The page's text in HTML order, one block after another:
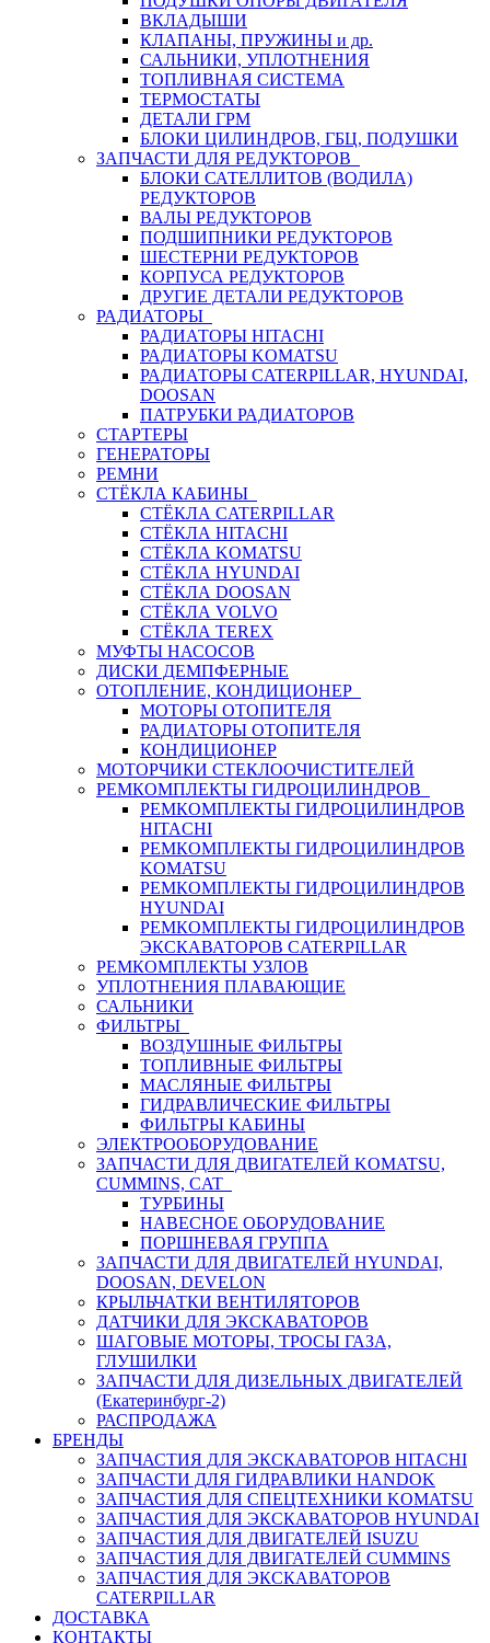
ВКЛАДЫШИ
КЛАПАНЫ, ПРУЖИНЫ и др.
САЛЬНИКИ, УПЛОТНЕНИЯ
ТОПЛИВНАЯ СИСТЕМА
ТЕРМОСТАТЫ
ДЕТАЛИ ГРМ
БЛОКИ ЦИЛИНДРОВ, ГБЦ, ПОДУШКИ
ЗАПЧАСТИ ДЛЯ РЕДУКТОРОВ
БЛОКИ САТЕЛЛИТОВ (ВОДИЛА)
РЕДУКТОРОВ
ВАЛЫ РЕДУКТОРОВ
ПОДШИПНИКИ РЕДУКТОРОВ
ШЕСТЕРНИ РЕДУКТОРОВ
КОРПУСА РЕДУКТОРОВ
ДРУГИЕ ДЕТАЛИ РЕДУКТОРОВ
РАДИАТОРЫ
РАДИАТОРЫ HITACHI
РАДИАТОРЫ KOMATSU
РАДИАТОРЫ CATERPILLAR, HYUNDAI,
DOOSAN
ПАТРУБКИ РАДИАТОРОВ
СТАРТЕРЫ
ГЕНЕРАТОРЫ
РЕМНИ
СТЁКЛА КАБИНЫ
СТЁКЛА CATERPILLAR
СТЁКЛА HITACHI
СТЁКЛА KOMATSU
СТЁКЛА HYUNDAI
СТЁКЛА DOOSAN
СТЁКЛА VOLVO
СТЁКЛА TEREX
МУФТЫ НАСОСОВ
ДИСКИ ДЕМПФЕРНЫЕ
ОТОПЛЕНИЕ, КОНДИЦИОНЕР
МОТОРЫ ОТОПИТЕЛЯ
РАДИАТОРЫ ОТОПИТЕЛЯ
КОНДИЦИОНЕР
МОТОРЧИКИ СТЕКЛООЧИСТИТЕЛЕЙ
РЕМКОМПЛЕКТЫ ГИДРОЦИЛИНДРОВ
РЕМКОМПЛЕКТЫ ГИДРОЦИЛИНДРОВ
HITACHI
РЕМКОМПЛЕКТЫ ГИДРОЦИЛИНДРОВ
KOMATSU
РЕМКОМПЛЕКТЫ ГИДРОЦИЛИНДРОВ
HYUNDAI
РЕМКОМПЛЕКТЫ ГИДРОЦИЛИНДРОВ
ЭКСКАВАТОРОВ CATERPILLAR
РЕМКОМПЛЕКТЫ УЗЛОВ
УПЛОТНЕНИЯ ПЛАВАЮЩИЕ
САЛЬНИКИ
ФИЛЬТРЫ
ВОЗДУШНЫЕ ФИЛЬТРЫ
ТОПЛИВНЫЕ ФИЛЬТРЫ
МАСЛЯНЫЕ ФИЛЬТРЫ
ГИДРАВЛИЧЕСКИЕ ФИЛЬТРЫ
ФИЛЬТРЫ КАБИНЫ
ЭЛЕКТРООБОРУДОВАНИЕ
ЗАПЧАСТИ ДЛЯ ДВИГАТЕЛЕЙ KOMATSU,
CUMMINS, CAT
ТУРБИНЫ
НАВЕСНОЕ ОБОРУДОВАНИЕ
ПОРШНЕВАЯ ГРУППА
ЗАПЧАСТИ ДЛЯ ДВИГАТЕЛЕЙ HYUNDAI,
DOOSAN, DEVELON
КРЫЛЬЧАТКИ ВЕНТИЛЯТОРОВ
ДАТЧИКИ ДЛЯ ЭКСКАВАТОРОВ
ШАГОВЫЕ МОТОРЫ, ТРОСЫ ГАЗА,
ГЛУШИЛКИ
ЗАПЧАСТИ ДЛЯ ДИЗЕЛЬНЫХ ДВИГАТЕЛЕЙ
(Екатеринбург-2)
РАСПРОДАЖА
БРЕНДЫ
ЗАПЧАСТИЯ ДЛЯ ЭКСКАВАТОРОВ HITACHI
ЗАПЧАСТИ ДЛЯ ГИДРАВЛИКИ HANDOK
ЗАПЧАСТИЯ ДЛЯ СПЕЦТЕХНИКИ KOMATSU
ЗАПЧАСТИЯ ДЛЯ ЭКСКАВАТОРОВ HYUNDAI
ЗАПЧАСТИЯ ДЛЯ ДВИГАТЕЛЕЙ ISUZU
ЗАПЧАСТИЯ ДЛЯ ДВИГАТЕЛЕЙ CUMMINS
ЗАПЧАСТИЯ ДЛЯ ЭКСКАВАТОРОВ
CATERPILLAR
ДОСТАВКА
КОНТАКТЫ